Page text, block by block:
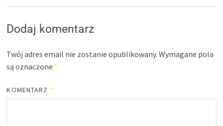
Dodaj komentarz
Twój adres email nie zostanie opublikowany. Wymagane pola
są oznaczone *
KOMENTARZ *